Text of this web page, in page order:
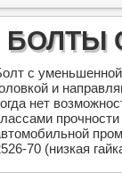
БОЛТЫ
с
и
нет
70 (низкая